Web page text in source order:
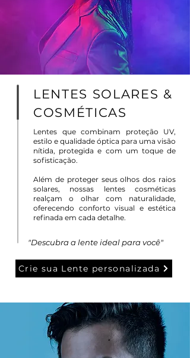
LENTES SOLARES &
COSMÉTICAS
Lentes que combinam proteção UV,
estilo e qualidade óptica para uma visão
nítida, protegida e com um toque de
sofisticação.
Além de proteger seus olhos dos raios
solares, nossas lentes cosméticas
realçam o olhar com naturalidade,
oferecendo conforto visual e estética
refinada em cada detalhe.
"Descubra a lente ideal para você"
Crie sua Lente personalizada